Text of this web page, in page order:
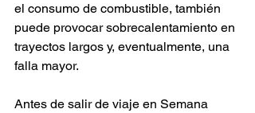
el consumo de combustible, también
puede provocar sobrecalentamiento en
trayectos largos y, eventualmente, una
falla mayor.
Antes de salir de viaje en Semana